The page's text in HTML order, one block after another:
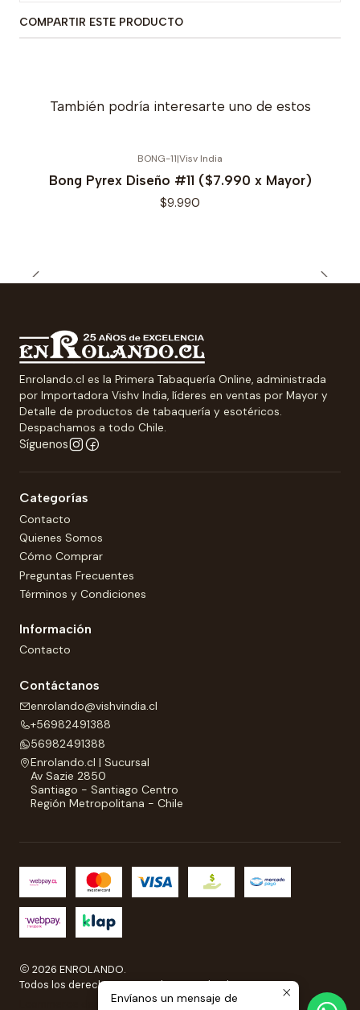
COMPARTIR ESTE PRODUCTO
También podría interesarte uno de estos
BONG-11|Visv India
Bong Pyrex Diseño #11 ($7.990 x Mayor)
$9.990
Enrolando.cl es la Primera Tabaquería Online, administrada
por Importadora Vishv India, líderes en ventas por Mayor y
Detalle de productos de tabaquería y esotéricos.
Despachamos a todo Chile.
Síguenos
Categorías
Contacto
Quienes Somos
Cómo Comprar
Preguntas Frecuentes
Términos y Condiciones
Información
Contacto
Contáctanos
enrolando@vishvindia.cl
+56982491388
56982491388
Enrolando.cl | Sucursal
Av Sazie 2850
Santiago - Santiago Centro
Región Metropolitana - Chile
2026 ENROLANDO.
Todos los derechos reservados a Enrolando..
Ecommerce desarrollado porSitestore.cl
Envíanos un mensaje de